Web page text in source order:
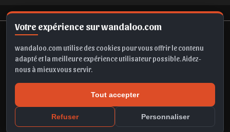
Votre expérience sur wandaloo.com
wandaloo.com utilise des cookies pour vous offrir le contenu
adapté et la meilleure expérience utilisateur possible. Aidez-
nous à mieux vous servir.
Tout accepter
Refuser Personnaliser
Accès membre
Vos identifiants